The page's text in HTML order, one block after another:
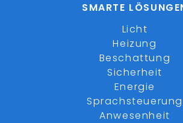
SMARTE
Licht
Heizung
Beschattung
Sicherheit
Energie
Sprachsteuerung
Anwesenheit